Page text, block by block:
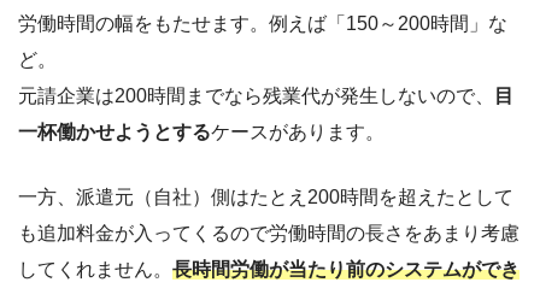
労働時間の幅をもたせます。例えば「150～200時間」な
ど。
元請企業は200時間までなら残業代が発生しないので、
目
一杯働かせようとするケースがあります。
一方、派遣元（自社）側はたとえ200時間を超えたとして
も追加料金が入ってくるので労働時間の長さをあまり考慮
してくれません。 長時間労働が当たり前のシステムができ